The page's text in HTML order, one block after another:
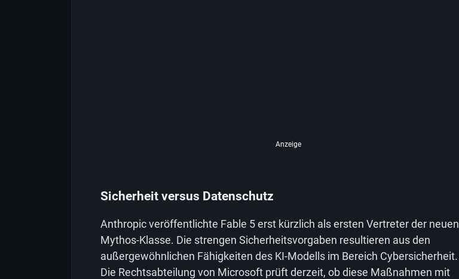
Anzeige
Sicherheit versus Datenschutz
Anthropic veröffentlichte Fable 5 erst kürzlich als ersten Vertreter der neuen
Mythos-Klasse. Die strengen Sicherheitsvorgaben resultieren aus den
außergewöhnlichen Fähigkeiten des KI-Modells im Bereich Cybersicherheit.
Die Rechtsabteilung von Microsoft prüft derzeit, ob diese Maßnahmen mit